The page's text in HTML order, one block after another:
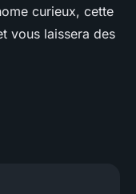
curieux, cette
vous laissera des